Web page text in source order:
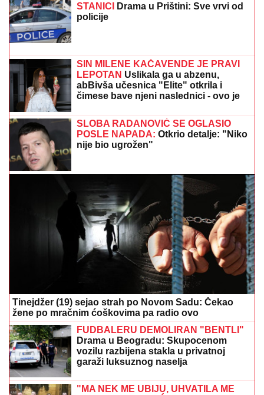
Jovana pokazala ribicu naciji! Srbi mahnito dele
snimak - Čista je i bela (VIDEO)
Zategnuta kao praćka u 52. godini:
Otkopčala košulju i pokazala zašto
važi za jednu od najzgodnijih (Foto)
SIN BRUTALNO TUKAO MAJKU DO
SMRTI! Strašni detalji jezivog zločina
na Novom Beogradu: Nakon ubistva
pokušao da skoči sa terase!